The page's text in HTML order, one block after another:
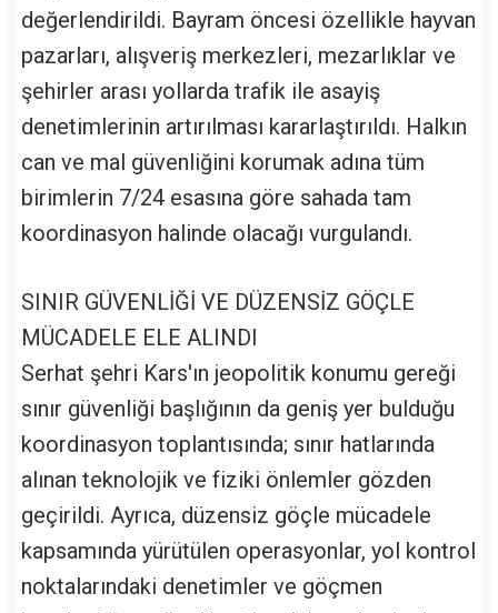
değerlendirildi. Bayram öncesi özellikle hayvan
pazarları, alışveriş merkezleri, mezarlıklar ve
şehirler arası yollarda trafik ile asayiş
denetimlerinin artırılması kararlaştırıldı. Halkın
can ve mal güvenliğini korumak adına tüm
birimlerin 7/24 esasına göre sahada tam
koordinasyon halinde olacağı vurgulandı.
SINIR GÜVENLİĞİ VE DÜZENSİZ GÖÇLE
MÜCADELE ELE ALINDI
Serhat şehri Kars'ın jeopolitik konumu gereği
sınır güvenliği başlığının da geniş yer bulduğu
koordinasyon toplantısında; sınır hatlarında
alınan teknolojik ve fiziki önlemler gözden
geçirildi. Ayrıca, düzensiz göçle mücadele
kapsamında yürütülen operasyonlar, yol kontrol
noktalarındaki denetimler ve göçmen